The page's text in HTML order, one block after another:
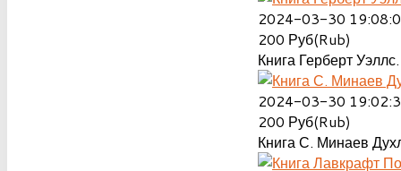
2024-03-30
200 Руб(Rub)
Книга Герберт
2024-03-30
200 Руб(Rub)
Книга С. Минаев